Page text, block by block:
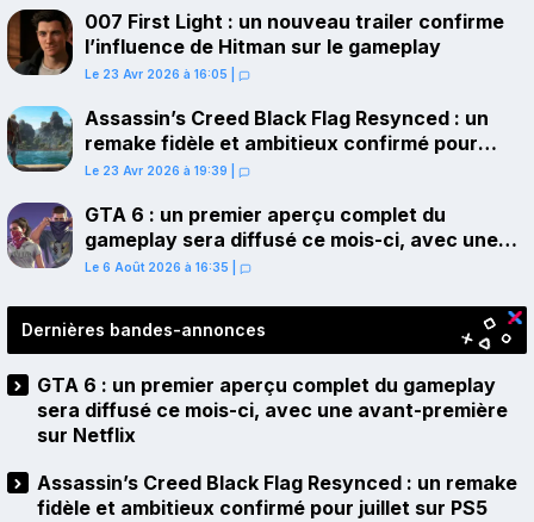
007 First Light : un nouveau trailer confirme
l’influence de Hitman sur le gameplay
Le 23 Avr 2026 à 16:05
Assassin’s Creed Black Flag Resynced : un
remake fidèle et ambitieux confirmé pour
juillet sur PS5
Le 23 Avr 2026 à 19:39
GTA 6 : un premier aperçu complet du
gameplay sera diffusé ce mois-ci, avec une
avant-première sur Netflix
Le 6 Août 2026 à 16:35
Dernières bandes-annonces
GTA 6 : un premier aperçu complet du gameplay
sera diffusé ce mois-ci, avec une avant-première
sur Netflix
Assassin’s Creed Black Flag Resynced : un remake
fidèle et ambitieux confirmé pour juillet sur PS5